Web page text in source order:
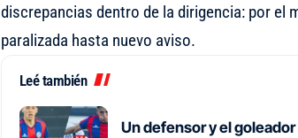
discrepancias dentro de la dirigencia: por el
paralizada hasta nuevo aviso.
Leé también
Un defensor y el